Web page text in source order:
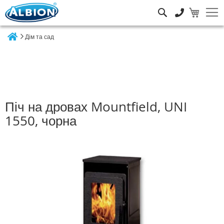
Дім та сад
Піч на дровах Mountfield, UNI
1550, чорна